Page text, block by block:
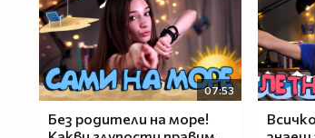
07:53
Без родители на море!